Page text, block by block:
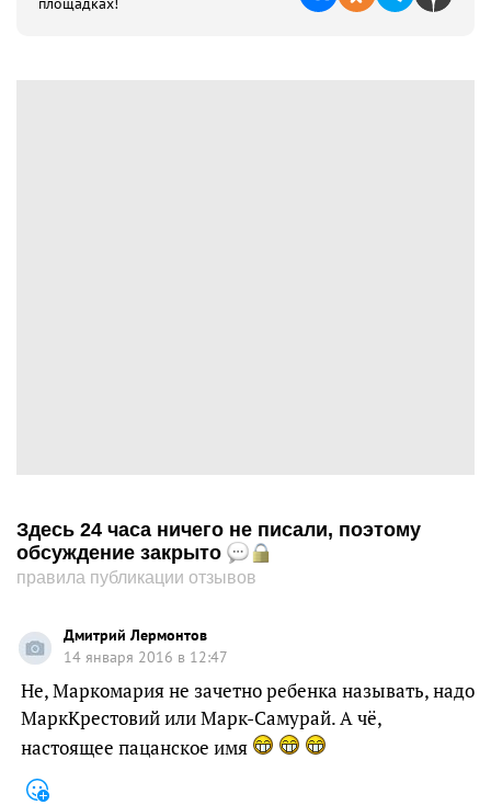
Здесь 24 часа ничего не писали, поэтому
обсуждение закрыто
правила публикации отзывов
Дмитрий Лермонтов
14 января 2016 в 12:47
Не, Маркомария не зачетно ребенка называть, надо
МаркКрестовий или Марк-Самурай. А чё,
настоящее пацанское имя